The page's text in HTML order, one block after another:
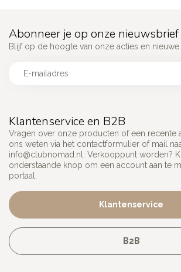
Klantenservice en B2B
Vragen over onze producten of een recente
ons weten via het contactformulier of mail
info@clubnomad.nl
. Verkooppunt worden?
onderstaande knop om een account aan te
portaal.
Klantenservice
B2B
Abonneer je op onze nieuwsbrief
Blijf op de hoogte van onze acties en